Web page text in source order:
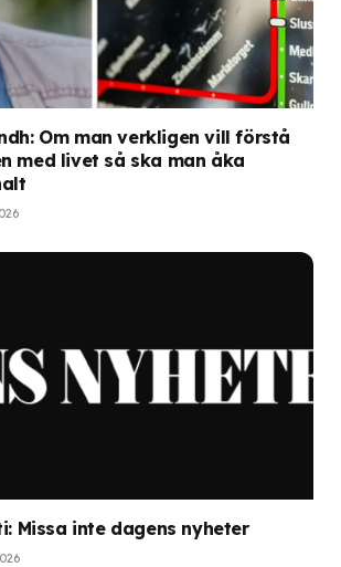
Om man verkligen vill förstå
med livet så ska man åka
Missa inte dagens nyheter